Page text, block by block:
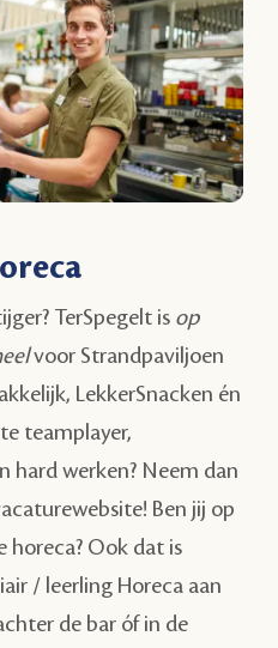
TerSpegelt is op
voor Strandpaviljoen
LekkerSnacken én
teamplayer,
hard werken? Neem dan
Ben jij op
horeca? Ook dat is
/ leerling Horeca aan
de bar óf in de